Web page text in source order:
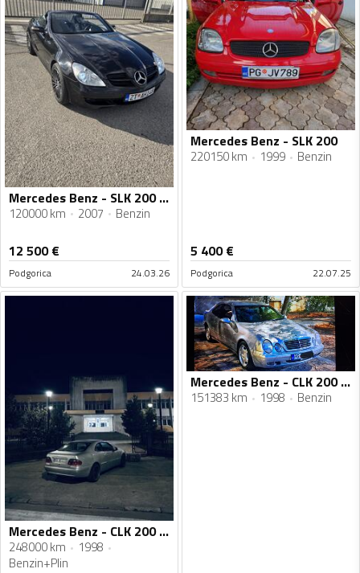
Mercedes Benz - SLK 200 - 1.8 kompressor
120000 km 2007 Benzin
12 500€
Podgorica 24.03.26
Mercedes Benz - SLK 200
220150 km 1999 Benzin
5 400€
Podgorica 22.07.25
Mercedes Benz - CLK 200 - clk200
248000 km
1998
Benzin+Plin
Mercedes Benz - CLK 200 - CLK 2.0 KOMPRESSOR
151383 km 1998 Benzin